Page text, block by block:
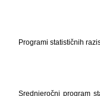
Programi statističnih
Srednjeročni program